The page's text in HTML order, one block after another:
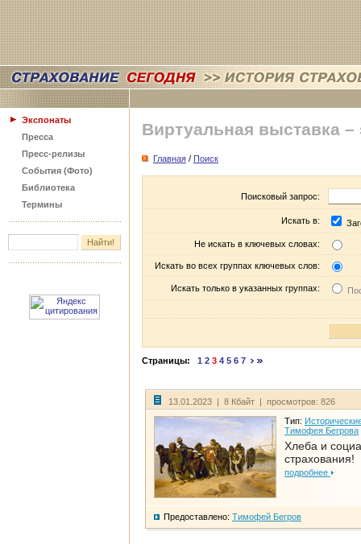
Экспонаты
Пресса
Пресс-релизы
События (Фото)
Библиотека
Термины
Виртуальная выставка –
Главная / Поиск
Поисковый запрос:
Искать в:
Не искать в ключевых словах:
Искать во всех группах ключевых слов:
Искать только в указанных группах:
Страницы: 1 2 3 4 5 6 7
13.01.2023 | 8 Кбайт | просмотров: 826
Тип:
Тимофея Бегрова
Хлеба и
страхования!
подробнее
Предоставлено: Тимофей Бегров